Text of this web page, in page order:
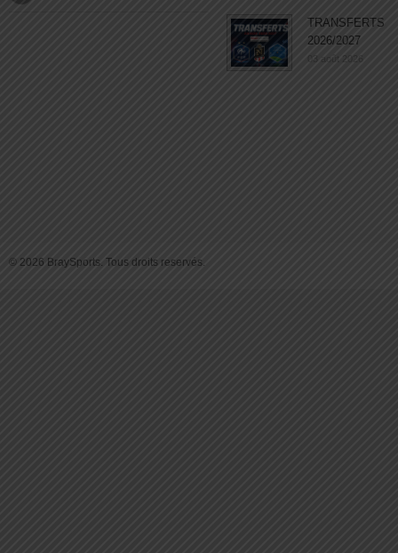
TRANSFERTS
2026/2027
03 août 2026
© 2026 BraySports. Tous droits reservés.